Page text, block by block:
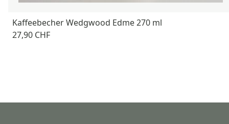
Kaffeebecher Wedgwood Edme 270 ml
27,90 CHF